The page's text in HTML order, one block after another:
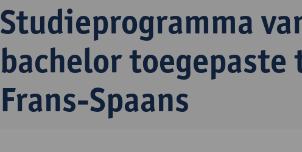
Studieprogramma
bachelor
Frans-Spaans